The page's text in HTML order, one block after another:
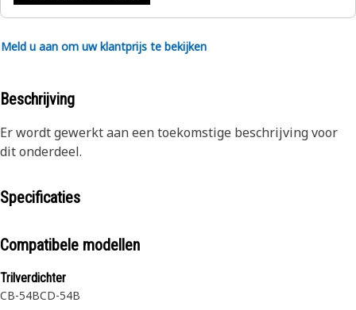
Meld u aan om uw klantprijs te bekijken
Beschrijving
Er wordt gewerkt aan een toekomstige beschrijving voor
dit onderdeel.
Specificaties
Compatibele modellen
Trilverdichter
CB-54BCD-54B